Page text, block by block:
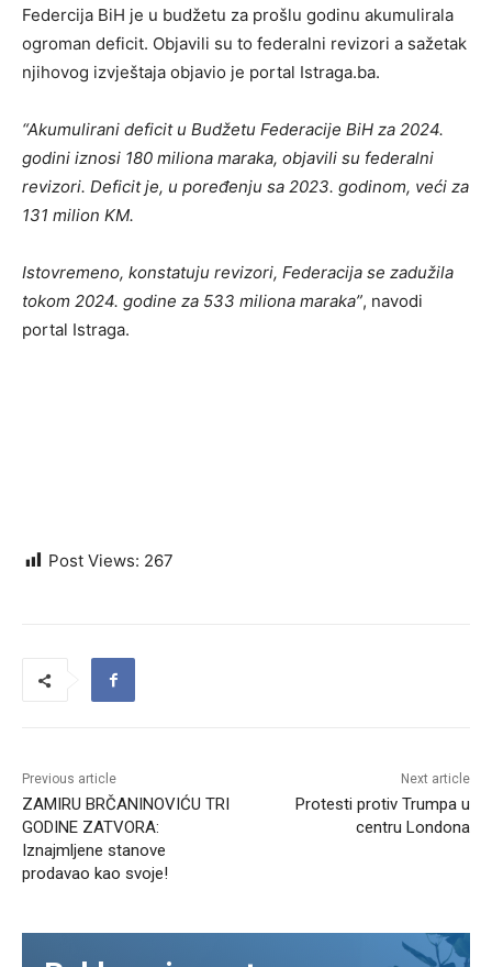
Federcija BiH je u budžetu za prošlu godinu akumulirala
ogroman deficit. Objavili su to federalni revizori a sažetak
njihovog izvještaja objavio je portal Istraga.ba.
“Akumulirani deficit u Budžetu Federacije BiH za 2024.
godini iznosi 180 miliona maraka, objavili su federalni
revizori. Deficit je, u poređenju sa 2023. godinom, veći za
131 milion KM.
Istovremeno, konstatuju revizori, Federacija se zadužila
tokom 2024. godine za 533 miliona maraka”, navodi
portal Istraga.
Post Views: 267
Previous article
ZAMIRU BRČANINOVIĆU TRI
GODINE ZATVORA:
Iznajmljene stanove
prodavao kao svoje!
Next article
Protesti protiv Trumpa u
centru Londona